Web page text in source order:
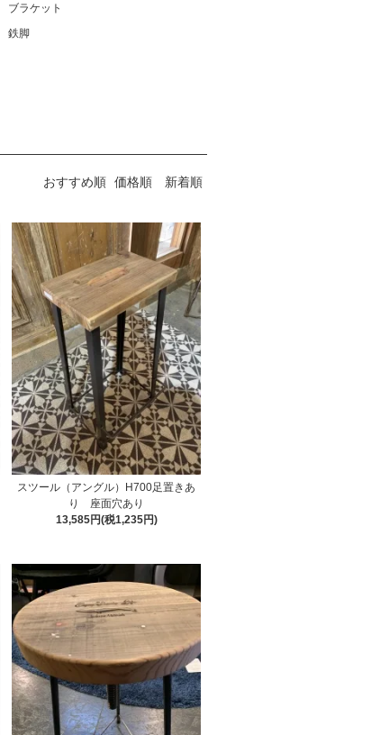
ブラケット
鉄脚
おすすめ順 価格順 新着順
スツール（アングル）H700足置きあ
り 座面穴あり
13,585円(税1,235円)